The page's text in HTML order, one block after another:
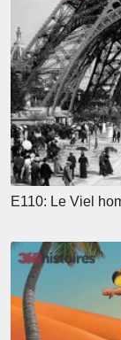
E110: Le Viel